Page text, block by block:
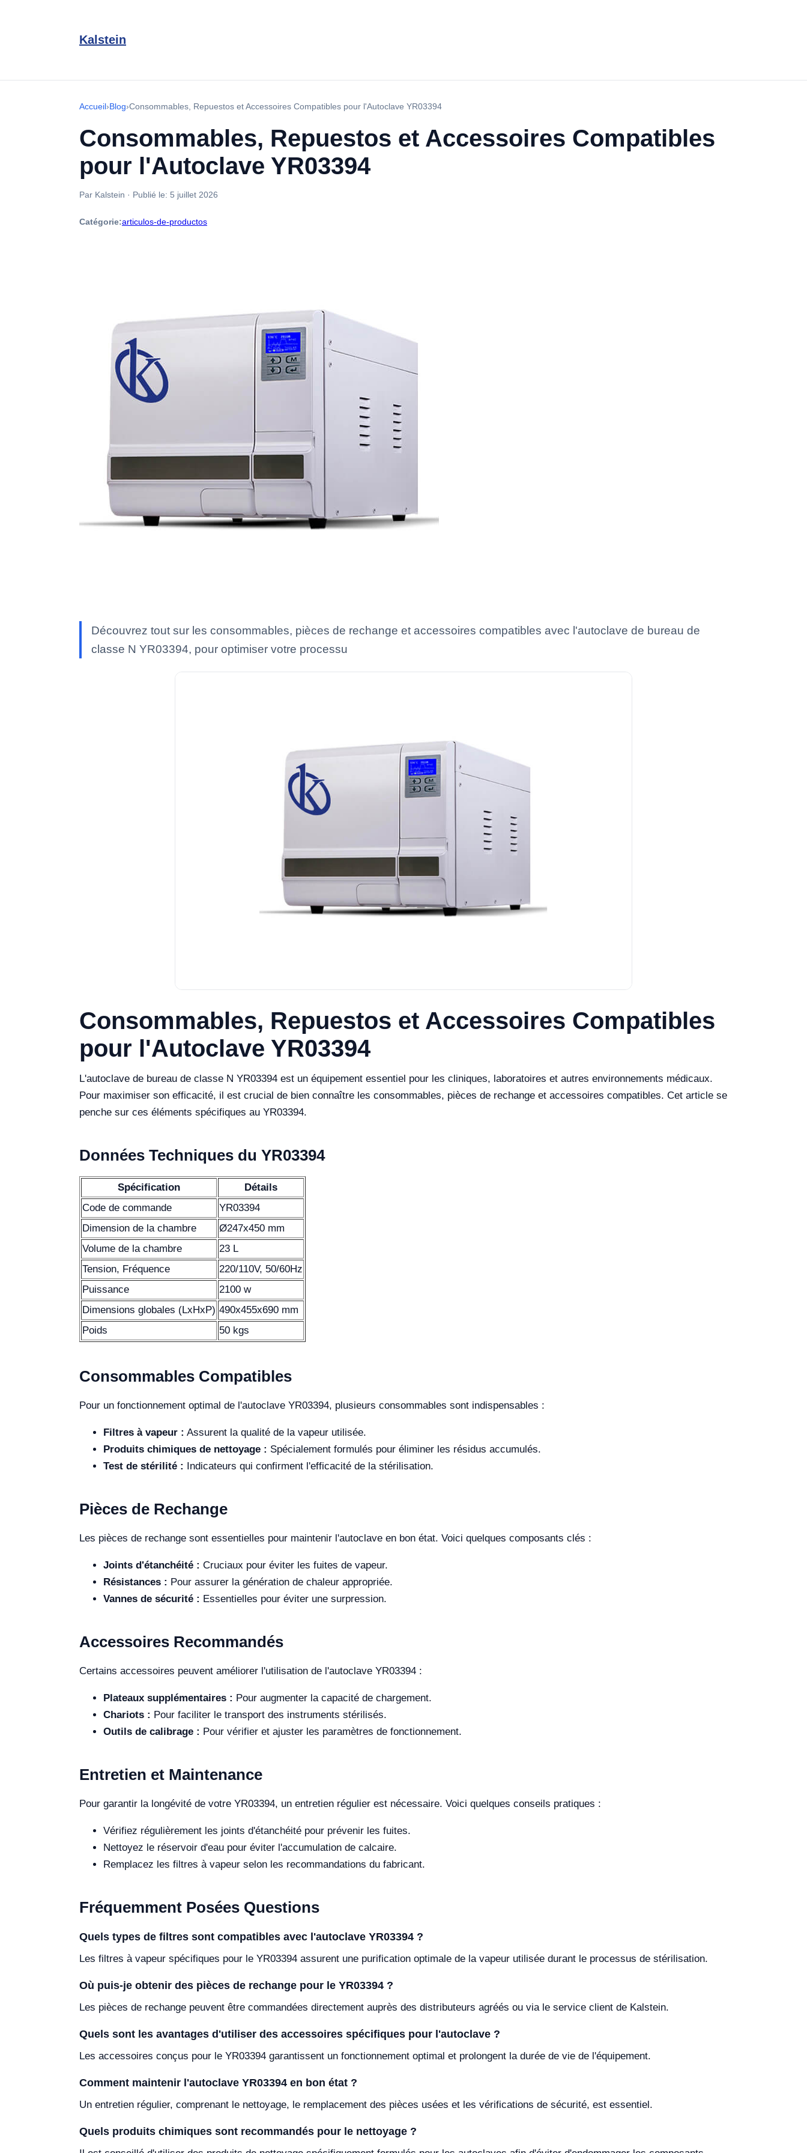
Kalstein
Accueil›Blog›Consommables, Repuestos et Accessoires Compatibles pour l'Autoclave YR03394
Consommables, Repuestos et Accessoires Compatibles
pour l'Autoclave YR03394
Par Kalstein · Publié le: 5 juillet 2026
Catégorie:articulos-de-productos
Découvrez tout sur les consommables, pièces de rechange et accessoires compatibles avec l'autoclave de bureau de
classe N YR03394, pour optimiser votre processu
Consommables, Repuestos et Accessoires Compatibles
pour l'Autoclave YR03394
L'autoclave de bureau de classe N YR03394 est un équipement essentiel pour les cliniques, laboratoires et autres environnements médicaux.
Pour maximiser son efficacité, il est crucial de bien connaître les consommables, pièces de rechange et accessoires compatibles. Cet article se
penche sur ces éléments spécifiques au YR03394.
Données Techniques du YR03394
Spécification
Détails
Code de commande
YR03394
Dimension de la chambre
Ø247x450 mm
Volume de la chambre
23 L
Tension, Fréquence
220/110V, 50/60Hz
Puissance
2100 w
Dimensions globales (LxHxP) 490x455x690 mm
Poids
50 kgs
Consommables Compatibles
Pour un fonctionnement optimal de l'autoclave YR03394, plusieurs consommables sont indispensables :
Filtres à vapeur : Assurent la qualité de la vapeur utilisée.
Produits chimiques de nettoyage : Spécialement formulés pour éliminer les résidus accumulés.
Test de stérilité : Indicateurs qui confirment l'efficacité de la stérilisation.
Pièces de Rechange
Les pièces de rechange sont essentielles pour maintenir l'autoclave en bon état. Voici quelques composants clés :
Joints d'étanchéité : Cruciaux pour éviter les fuites de vapeur.
Résistances : Pour assurer la génération de chaleur appropriée.
Vannes de sécurité : Essentielles pour éviter une surpression.
Accessoires Recommandés
Certains accessoires peuvent améliorer l'utilisation de l'autoclave YR03394 :
Plateaux supplémentaires : Pour augmenter la capacité de chargement.
Chariots : Pour faciliter le transport des instruments stérilisés.
Outils de calibrage : Pour vérifier et ajuster les paramètres de fonctionnement.
Entretien et Maintenance
Pour garantir la longévité de votre YR03394, un entretien régulier est nécessaire. Voici quelques conseils pratiques :
Vérifiez régulièrement les joints d'étanchéité pour prévenir les fuites.
Nettoyez le réservoir d'eau pour éviter l'accumulation de calcaire.
Remplacez les filtres à vapeur selon les recommandations du fabricant.
Fréquemment Posées Questions
Quels types de filtres sont compatibles avec l'autoclave YR03394 ?
Les filtres à vapeur spécifiques pour le YR03394 assurent une purification optimale de la vapeur utilisée durant le processus de stérilisation.
Où puis-je obtenir des pièces de rechange pour le YR03394 ?
Les pièces de rechange peuvent être commandées directement auprès des distributeurs agréés ou via le service client de Kalstein.
Quels sont les avantages d'utiliser des accessoires spécifiques pour l'autoclave ?
Les accessoires conçus pour le YR03394 garantissent un fonctionnement optimal et prolongent la durée de vie de l'équipement.
Comment maintenir l'autoclave YR03394 en bon état ?
Un entretien régulier, comprenant le nettoyage, le remplacement des pièces usées et les vérifications de sécurité, est essentiel.
Quels produits chimiques sont recommandés pour le nettoyage ?